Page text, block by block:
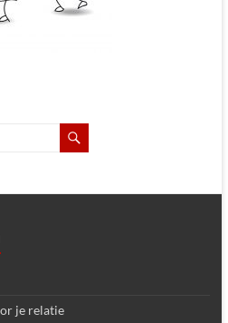
je relatie